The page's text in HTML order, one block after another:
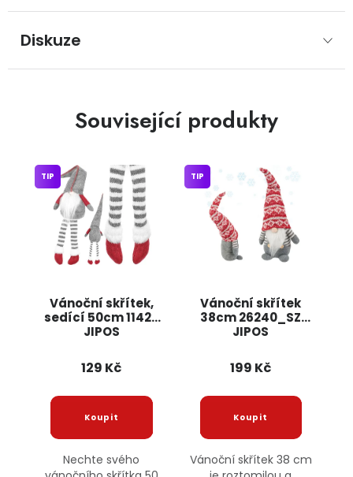
Diskuze
Související produkty
Vánoční skřítek,
sedící 50cm 11426
JIPOS
TIP
129 Kč
Nechte svého
Vánoční skřítek
38cm 26240_SZ
JIPOS
TIP
199 Kč
Vánoční skřítek 38 cm